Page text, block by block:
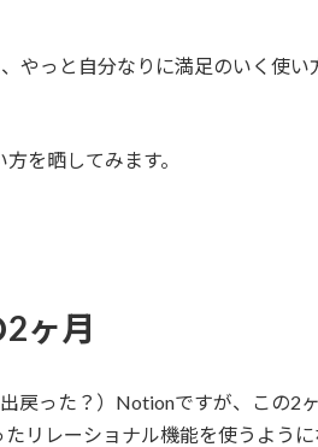
やっと自分なりに満足のいく使
を晒してみます。
ヶ月
戻った？）Notionですが、この2
リレーショナル機能を使うよう